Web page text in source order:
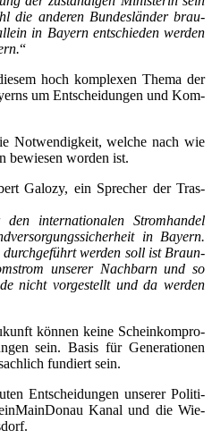
die ande­ren Bun­des­län­der brau­
in Bay­ern ent­schie­den wer­den
“
hoch kom­ple­xen The­ma der
um Ent­schei­dun­gen und Kom­
Not­wen­dig­keit, wel­che nach wie
bewie­sen wor­den ist.
Galo­zy, ein Spre­cher der Tras­
inter­na­tio­na­len Strom­han­del
in Bay­ern.
durch­ge­führt wer­den soll ist Braun­
unse­rer Nach­barn und so
nicht vor­ge­stellt und da wer­den
kön­nen kei­ne Schein­kom­pro­
sein. Basis für Gene­ra­tio­nen
fun­diert sein.
Ent­schei­dun­gen unse­rer Poli­ti­
Kanal und die Wie­